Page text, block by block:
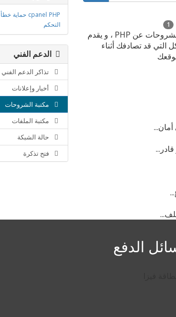
1
قسم خاصة بشروحات عن PHP ، و يقدم
التي قد تصادفك أثناء
cpanel PHP حماية خطأ 503
التحكم
الدعم الفني
تذاكر الدعم الفني
أخبار وإعلانات
مكتبة الشروحات
مكتبة الملفات
حالة الشبكة
فتح تذكرة
الدفع